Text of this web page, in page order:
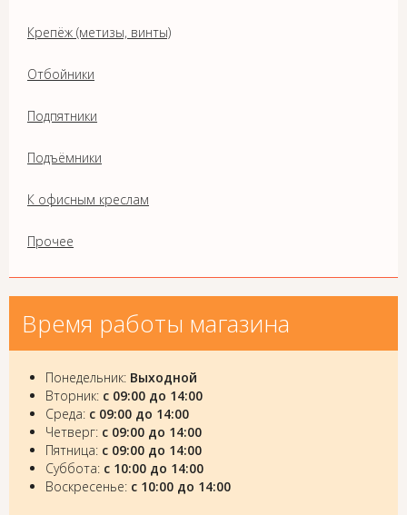
Крепёж (метизы, винты)
Отбойники
Подпятники
Подъёмники
К офисным креслам
Прочее
Время работы магазина
Понедельник: Выходной
Вторник: с 09:00 до 14:00
Среда: с 09:00 до 14:00
Четверг: с 09:00 до 14:00
Пятница: с 09:00 до 14:00
Суббота: с 10:00 до 14:00
Воскресенье: с 10:00 до 14:00